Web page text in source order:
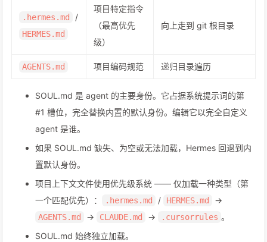
.hermes.md /
HERMES.md
项目特定指令
（最高优先
级）
向上走到 git 根目录
AGENTS.md 项目编码规范 递归目录遍历
SOUL.md 是 agent 的主要身份。它占据系统提示词的第
#1 槽位，完全替换内置的默认身份。编辑它以完全自定义
agent 是谁。
如果 SOUL.md 缺失、为空或无法加载，Hermes 回退到内
置默认身份。
项目上下文文件使用优先级系统 —— 仅加载一种类型（第
一个匹配优先）：
.hermes.md / HERMES.md →
AGENTS.md → CLAUDE.md → .cursorrules 。
SOUL.md 始终独立加载。